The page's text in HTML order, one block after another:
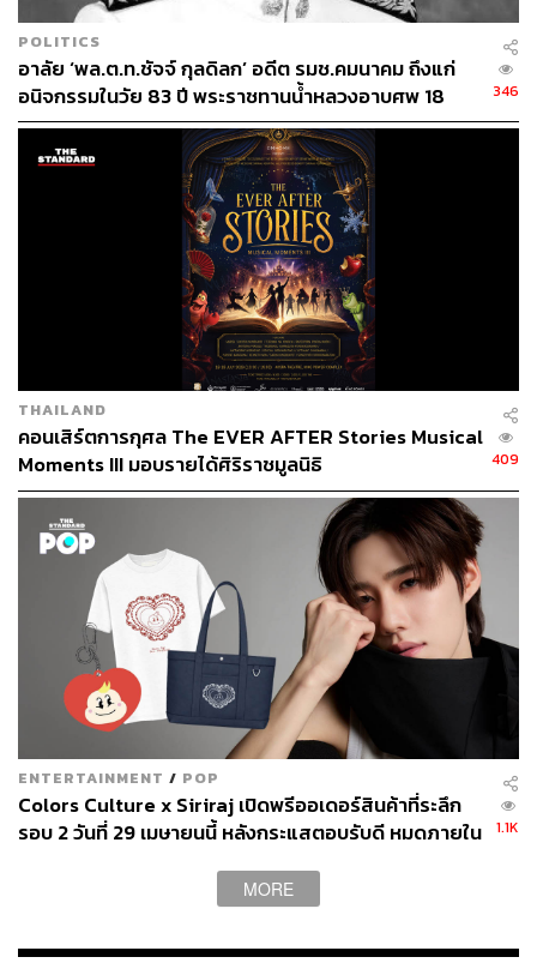
POLITICS
อาลัย ‘พล.ต.ท.ชัจจ์ กุลดิลก’ อดีต รมช.คมนาคม ถึงแก่
อนิจกรรมในวัย 83 ปี พระราชทานน้ำหลวงอาบศพ 18
มิ.ย. นี้
346
THAILAND
คอนเสิร์ตการกุศล The EVER AFTER Stories Musical
Moments III มอบรายได้ศิริราชมูลนิธิ
409
ENTERTAINMENT / POP
Colors Culture x Siriraj เปิดพรีออเดอร์สินค้าที่ระลึก
รอบ 2 วันที่ 29 เมษายนนี้ หลังกระแสตอบรับดี หมดภายใน
ศิริราช เนื่องในวันเกิด พีพี กฤษฏ์
1.1K
MORE